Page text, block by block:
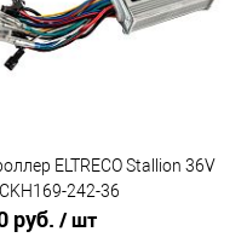
ELTRECO Stallion 36V
242-36
руб. / шт